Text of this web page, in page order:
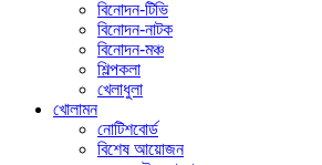
বিনোদন-টিভি
বিনোদন-নাটক
বিনোদন-মঞ্চ
শিল্পকলা
খেলাধুলা
খোলামন
নোটিশবোর্ড
বিশেষ আয়োজন